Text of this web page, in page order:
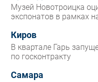
Музей Новотроицка
экспонатов в рамках
Киров
В квартале Гарь
по госконтракту
Самара